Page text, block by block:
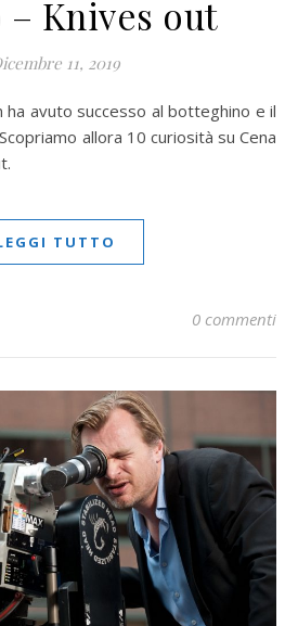
Knives out
11, 2019
allora 10 curiosità su Cena
TUTTO
0 commenti